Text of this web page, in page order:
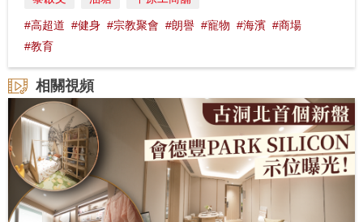
#高超道 #健身 #宗教聚會 #朗譽 #寵物 #海濱 #商場
#教育
相關視頻